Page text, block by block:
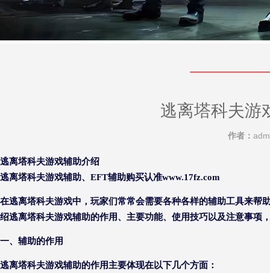
逃离塔科夫游
作者：
逃离塔科夫游戏辅助介绍
逃离塔科夫游戏辅助、EFT辅助购买认准www.17fz.com
在逃离塔科夫游戏中，玩家们常常会需要各种各样的辅助工具来
绍逃离塔科夫游戏辅助的作用、主要功能、使用技巧以及注意事项
一、辅助的作用
逃离塔科夫游戏辅助的作用主要体现在以下几个方面：